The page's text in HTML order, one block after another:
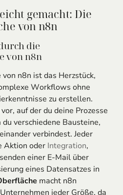
gemacht: Die
von n8n
die
von n8n
n8n ist das Herzstück,
Workflows ohne
zu erstellen.
auf der du deine Prozesse
verschiedene Bausteine,
verbindest. Jeder
Aktion oder Integration,
einer E-Mail über
eines Datensatzes in
macht n8n
jeder Größe, da